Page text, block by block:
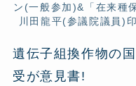
ン(一般参加)&「在来種
川田龍平(参議院議員)
遺伝子組換作物の
受が意見書!